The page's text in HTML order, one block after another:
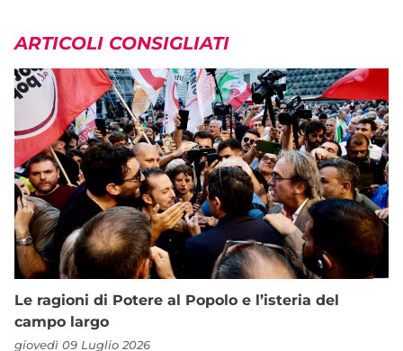
ARTICOLI CONSIGLIATI
Le ragioni di Potere al Popolo e l’isteria del
campo largo
giovedì 09 Luglio 2026